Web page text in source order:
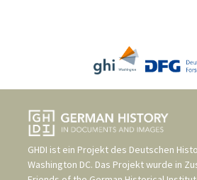
GHDI ist ein Projekt des Deutschen
Washington DC. Das Projekt wurde in